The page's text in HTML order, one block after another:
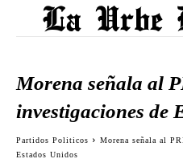
Morena señala al
investigaciones de
Partidos Politicos
Morena señala al
Estados Unidos